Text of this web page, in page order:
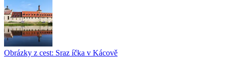
Obrázky z cest: Sraz íčka v Kácově